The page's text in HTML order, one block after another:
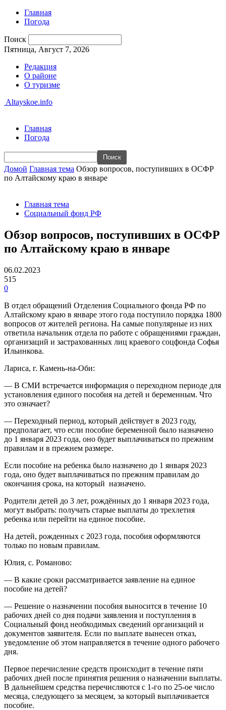
Главная
Погода
Поиск
Пятница, Август 7, 2026
Редакция
О районе
О туризме
Altayskoe.info
Главная
Погода
Домой Главная тема Обзор вопросов, поступивших в ОСФР
по Алтайскому краю в январе
Главная тема
Социальный фонд РФ
Обзор вопросов, поступивших в ОСФР
по Алтайскому краю в январе
06.02.2023
515
0
В отдел обращений Отделения Социального фонда РФ по
Алтайскому краю в январе этого года поступило порядка 1800
вопросов от жителей региона. На самые популярные из них
ответила начальник отдела по работе с обращениями граждан,
организаций и застрахованных лиц краевого соцфонда Софья
Ильинкова.
Лариса, г. Камень-на-Оби:
— В СМИ встречается информация о переходном периоде для
установления единого пособия на детей и беременным. Что
это означает?
— Переходный период, который действует в 2023 году,
предполагает, что если пособие беременной было назначено
до 1 января 2023 года, оно будет выплачиваться по прежним
правилам и в прежнем размере.
Если пособие на ребенка было назначено до 1 января 2023
года, оно будет выплачиваться по прежним правилам до
окончания срока, на который назначено.
Родители детей до 3 лет, рождённых до 1 января 2023 года,
могут выбрать: получать старые выплаты до трехлетия
ребенка или перейти на единое пособие.
На детей, рожденных с 2023 года, пособия оформляются
только по новым правилам.
Юлия, с. Романово:
— В какие сроки рассматривается заявление на единое
пособие на детей?
— Решение о назначении пособия выносится в течение 10
рабочих дней со дня подачи заявления и поступления в
Социальный фонд необходимых сведений организаций и
документов заявителя. Если по выплате вынесен отказ,
уведомление об этом направляется в течение одного рабочего
дня.
Первое перечисление средств происходит в течение пяти
рабочих дней после принятия решения о назначении выплаты.
В дальнейшем средства перечисляются с 1-го по 25-ое число
месяца, следующего за месяцем, за который выплачивается
пособие.